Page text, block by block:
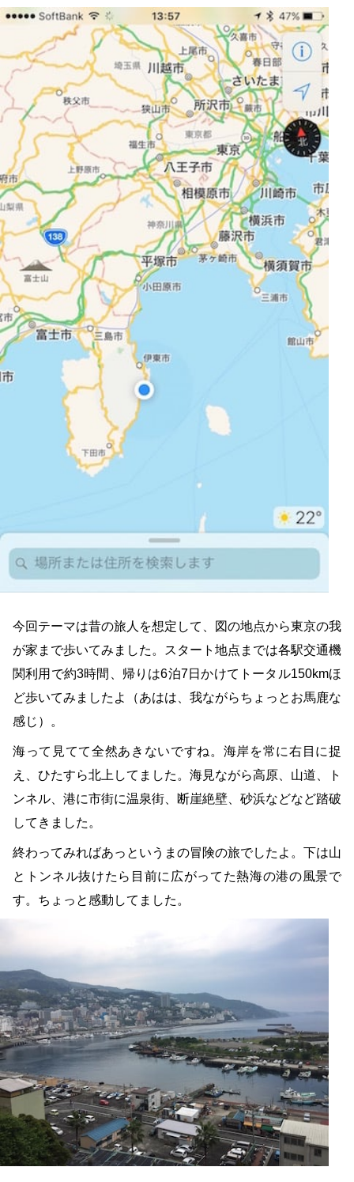
今回テーマは昔の旅人を想定して、図の地点から東京の我
が家まで歩いてみました。スタート地点までは各駅交通機
関利用で約3時間、帰りは6泊7日かけてトータル150kmほ
ど歩いてみましたよ（あはは、我ながらちょっとお馬鹿な
感じ）。
海って見てて全然あきないですね。海岸を常に右目に捉
え、ひたすら北上してました。海見ながら高原、山道、ト
ンネル、港に市街に温泉街、断崖絶壁、砂浜などなど踏破
してきました。
終わってみればあっというまの冒険の旅でしたよ。下は山
とトンネル抜けたら目前に広がってた熱海の港の風景で
す。ちょっと感動してました。